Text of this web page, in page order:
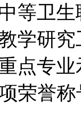
等卫
学研
点专
荣誉